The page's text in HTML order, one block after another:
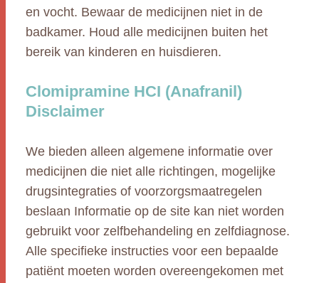
en vocht. Bewaar de medicijnen niet in de
badkamer. Houd alle medicijnen buiten het
bereik van kinderen en huisdieren.
Clomipramine HCI (Anafranil)
Disclaimer
We bieden alleen algemene informatie over
medicijnen die niet alle richtingen, mogelijke
drugsintegraties of voorzorgsmaatregelen
beslaan Informatie op de site kan niet worden
gebruikt voor zelfbehandeling en zelfdiagnose.
Alle specifieke instructies voor een bepaalde
patiënt moeten worden overeengekomen met